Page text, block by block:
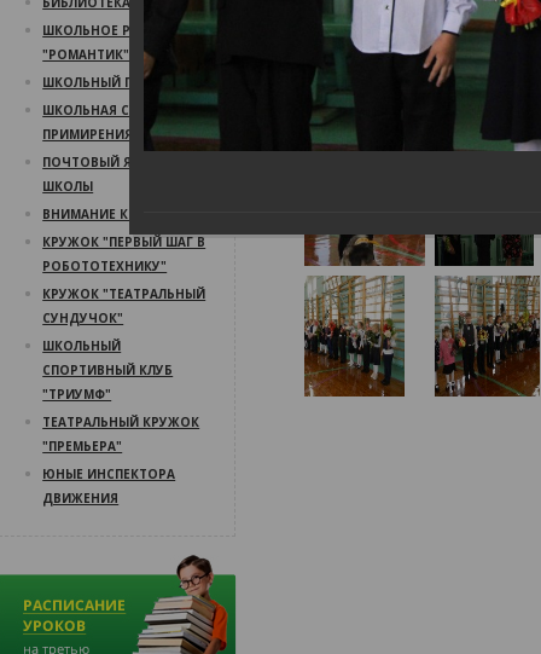
ШКОЛЬНОЕ РАДИО
"РОМАНТИК"
ШКОЛЬНЫЙ ПСИХОЛОГ
ШКОЛЬНАЯ СЛУЖБА
ПРИМИРЕНИЯ
ПОЧТОВЫЙ ЯЩИК
ШКОЛЫ
ВНИМАНИЕ КОНКУРС!
КРУЖОК "ПЕРВЫЙ ШАГ В
РОБОТОТЕХНИКУ"
КРУЖОК "ТЕАТРАЛЬНЫЙ
СУНДУЧОК"
ШКОЛЬНЫЙ
СПОРТИВНЫЙ КЛУБ
"ТРИУМФ"
ТЕАТРАЛЬНЫЙ КРУЖОК
"ПРЕМЬЕРА"
ЮНЫЕ ИНСПЕКТОРА
ДВИЖЕНИЯ